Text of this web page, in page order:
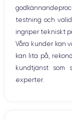
testning och
ingriper tekniskt
Våra kunder kan
kan lita på,
kundtjänst som
experter.